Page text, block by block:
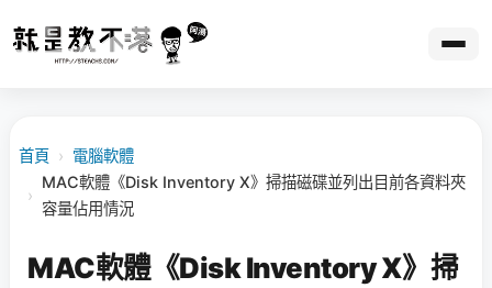
首頁 › 電腦軟體
›
MAC軟體《Disk Inventory X》掃描磁碟並列出目前各資料夾
容量佔用情況
MAC軟體《Disk Inventory X》掃